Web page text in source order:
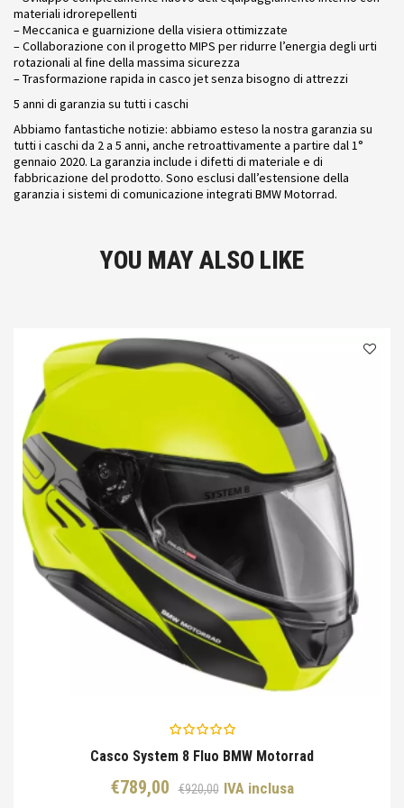
materiali idrorepellenti
– Meccanica e guarnizione della visiera ottimizzate
– Collaborazione con il progetto MIPS per ridurre l’energia degli urti
rotazionali al fine della massima sicurezza
– Trasformazione rapida in casco jet senza bisogno di attrezzi
5 anni di garanzia su tutti i caschi
Abbiamo fantastiche notizie: abbiamo esteso la nostra garanzia su
tutti i caschi da 2 a 5 anni, anche retroattivamente a partire dal 1°
gennaio 2020. La garanzia include i difetti di materiale e di
fabbricazione del prodotto. Sono esclusi dall’estensione della
garanzia i sistemi di comunicazione integrati BMW Motorrad.
YOU MAY ALSO LIKE
Casco System 8 Fluo BMW Motorrad
€920,00 Il
€789,00
Il
IVA inclusa